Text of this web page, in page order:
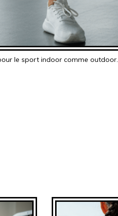
le sport indoor comme outdoor.